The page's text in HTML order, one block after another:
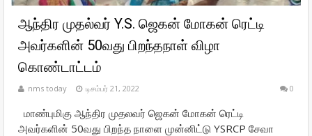
ஆந்திர முதல்வர் Y.S. ஜெகன் மோகன் ரெட்டி
அவர்களின் 50வது பிறந்தநாள் விழா
கொண்டாட்டம்
nms today டிசம்பர் 21, 2022 0
மாண்புமிகு ஆந்திர முதலவர் ஜெகன் மோகன் ரெட்டி
அவர்களின் 50வது பிறந்த நாளை முன்னிட்டு YSRCP சேவா